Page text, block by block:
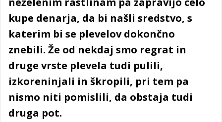
kupe denarja, da bi našli sredstvo, s
katerim bi se plevelov dokončno
znebili. Že od nekdaj smo regrat in
druge vrste plevela tudi pulili,
izkoreninjali in škropili, pri tem pa
nismo niti pomislili, da obstaja tudi
druga pot.